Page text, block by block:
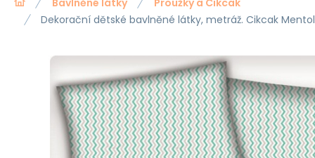
Bavlněné látky
Proužky a Cikcak
Dekorační dětské bavlněné látky, metráž. Cikcak